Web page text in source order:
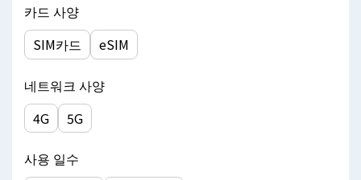
카드 사양
SIM카드
eSIM
네트워크 사양
4G
5G
사용 일수